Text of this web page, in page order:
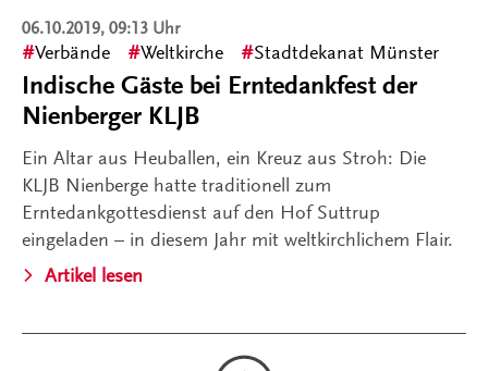
06.10.2019, 09:13 Uhr
Verbände Weltkirche Stadtdekanat Münster
Indische Gäste bei Erntedankfest der
Nienberger KLJB
Ein Altar aus Heuballen, ein Kreuz aus Stroh: Die
KLJB Nienberge hatte traditionell zum
Erntedankgottesdienst auf den Hof Suttrup
eingeladen – in diesem Jahr mit weltkirchlichem Flair.
Artikel lesen